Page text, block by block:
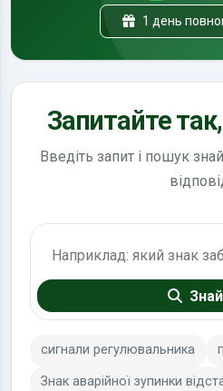
1 день
Запитайте
Введіть запит і пошук
сигнали регулювальника
Знак аварійної зупинки